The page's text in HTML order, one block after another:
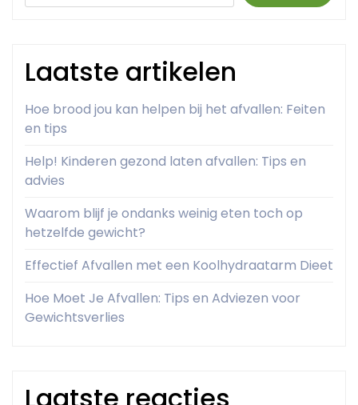
Laatste artikelen
Hoe brood jou kan helpen bij het afvallen: Feiten
en tips
Help! Kinderen gezond laten afvallen: Tips en
advies
Waarom blijf je ondanks weinig eten toch op
hetzelfde gewicht?
Effectief Afvallen met een Koolhydraatarm Dieet
Hoe Moet Je Afvallen: Tips en Adviezen voor
Gewichtsverlies